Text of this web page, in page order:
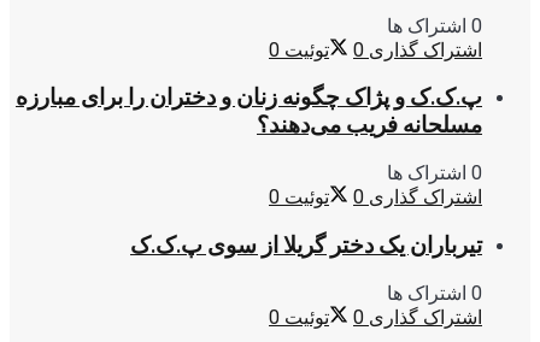
0 اشتراک ها
اشتراک گذاری 0 توئیت 0
پ.ک.ک و پژاک چگونه زنان و دختران را برای مبارزه
مسلحانه فریب می‌دهند؟
0 اشتراک ها
اشتراک گذاری 0 توئیت 0
تیرباران یک دختر گریلا از سوی پ.ک.ک
0 اشتراک ها
اشتراک گذاری 0 توئیت 0